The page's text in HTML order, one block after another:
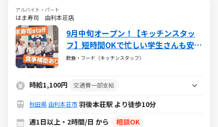
アルバイト・パート
はま寿司 由利本荘店
9月中旬オープン！【キッチンスタッ
フ】短時間OKで忙しい学生さんも安
心！＜機械を使ったお寿司づくりや、
食べられる食事補助付
飲食・フード（キッチンスタッフ）
時給1,100円 交通費一部支給
秋田県 由利本荘市羽後本荘駅 より徒歩10分
週1日以上・2時間/日 から
相談OK